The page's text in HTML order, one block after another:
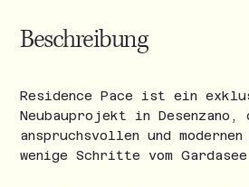
Beschreibung
Residence Pace ist ein
Neubauprojekt in Desenzano,
anspruchsvollen und
wenige Schritte vom